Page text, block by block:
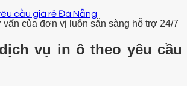
vấn của đơn vị luôn sẵn sàng hỗ trợ 24/7
vụ in ô theo yêu cầu